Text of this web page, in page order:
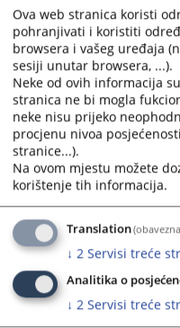
Ova web stranica koristi
pohranjivati i koristiti
browsera i vašeg uređaja
sesiji unutar browsera, ...).
Neke od ovih informacija
stranica ne bi mogla
neke nisu prijeko
procjenu nivoa
stranice...).
Na ovom mjestu možete
korištenje tih informacija.
Translation
↓ 2 Servisi treće
Analitika o
↓ 2 Servisi treće